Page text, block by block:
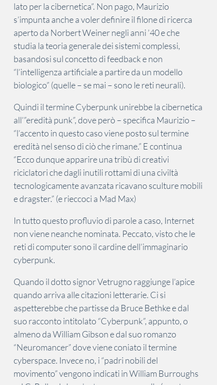
lato per la cibernetica”. Non pago, Maurizio
s’impunta anche a voler definire il filone di ricerca
aperto da Norbert Weiner negli anni ’40 e che
studia la teoria generale dei sistemi complessi,
basandosi sul concetto di feedback e non
“l’intelligenza artificiale a partire da un modello
biologico” (quelle – se mai – sono le reti neurali).
Quindi il termine Cyberpunk unirebbe la cibernetica
all’”eredità punk”, dove però – specifica Maurizio –
“l’accento in questo caso viene posto sul termine
eredità nel senso di ciò che rimane.” E continua
“Ecco dunque apparire una tribù di creativi
riciclatori che dagli inutili rottami di una civiltà
tecnologicamente avanzata ricavano sculture mobili
e dragster.” (e rieccoci a Mad Max)
In tutto questo profluvio di parole a caso, Internet
non viene neanche nominata. Peccato, visto che le
reti di computer sono il cardine dell’immaginario
cyberpunk.
Quando il dotto signor Vetrugno raggiunge l’apice
quando arriva alle citazioni letterarie. Ci si
aspetterebbe che partisse da Bruce Bethke e dal
suo racconto intitolato “Cyberpunk”, appunto, o
almeno da William Gibson e dal suo romanzo
“Neuromancer” dove viene coniato il termine
cyberspace. Invece no, i “padri nobili del
movimento” vengono indicati in William Burroughs